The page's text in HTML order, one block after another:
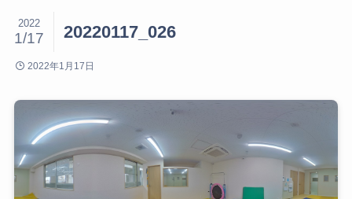
20220117_026
2022
1/17
2022年1月17日